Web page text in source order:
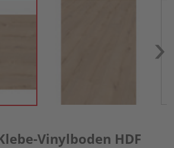
Vinylboden HDF